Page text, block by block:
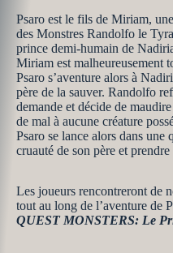
Psaro est le fils de Miriam,
des Monstres Randolfo le
prince demi-humain de
Miriam est malheureusement
Psaro s’aventure alors à
père de la sauver. Randolfo
demande et décide de
de mal à aucune créature
Psaro se lance alors dans une
cruauté de son père et
Les joueurs rencontreront de
tout au long de l’aventure de
QUEST MONSTERS: Le